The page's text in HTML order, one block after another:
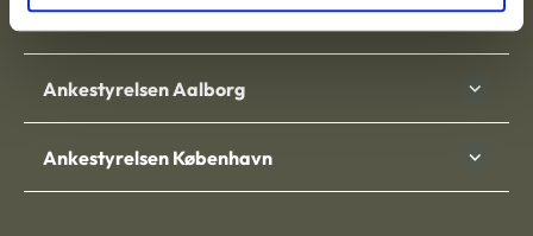
Ankestyrelsen Aalborg
Ankestyrelsen København